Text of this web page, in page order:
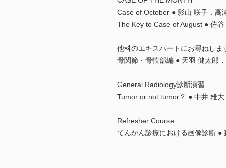
Case of October ● 影山 咲子，高
The Key to Case of August ● 佐
他科のエキスパートにお尋ねし
骨関節・骨軟部編 ● 天羽 健太郎
General Radiology診断演習
Tumor or not tumor？ ● 中井 雄大
Refresher Course
てんかん診療における画像診断 ●